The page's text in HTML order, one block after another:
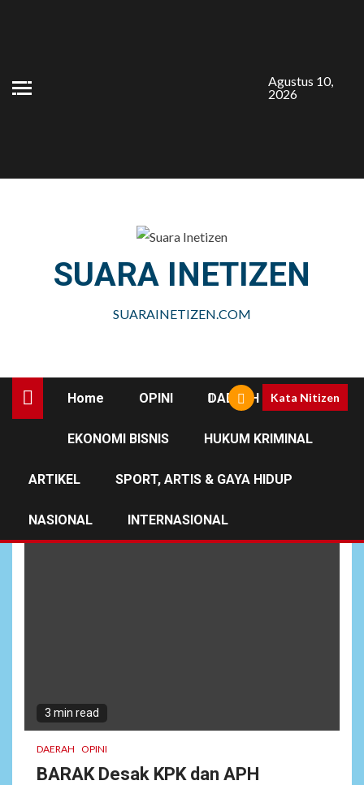
Agustus 10,
2026
SUARA INETIZEN
SUARAINETIZEN.COM
Home OPINI DAERAH
EKONOMI BISNIS HUKUM KRIMINAL
ARTIKEL SPORT, ARTIS & GAYA HIDUP
NASIONAL INTERNASIONAL
Kata Nitizen
3 min read
DAERAH OPINI
BARAK Desak KPK dan APH